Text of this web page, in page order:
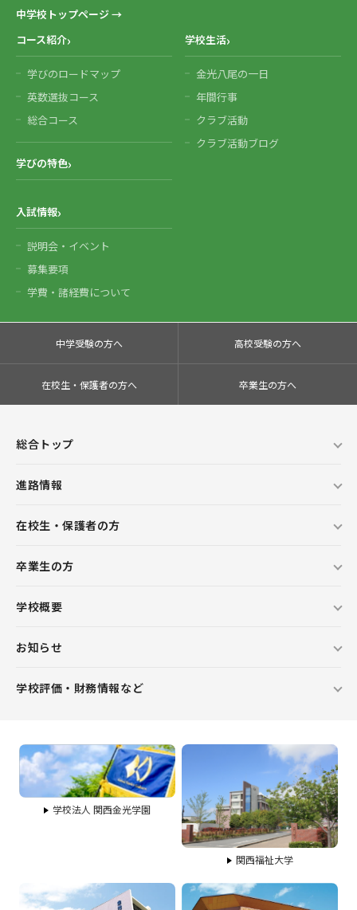
中学校トップページ →
コース紹介
学びのロードマップ
英数選抜コース
総合コース
学びの特色
学校生活
金光八尾の一日
年間行事
クラブ活動
クラブ活動ブログ
入試情報
説明会・イベント
募集要項
学費・諸経費について
中学受験の方へ 高校受験の方へ
在校生・保護者の方へ 卒業生の方へ
総合トップ
進路情報
在校生・保護者の方
卒業生の方
学校概要
お知らせ
学校評価・財務情報など
学校法人 関西金光学園
関西福祉大学